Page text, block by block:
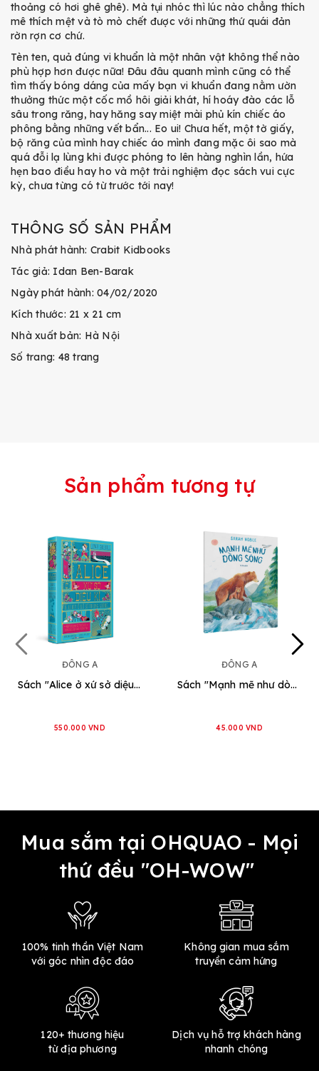
thoảng có hơi ghê ghê). Mà tụi nhóc thì lúc nào chẳng thích
mê thích mệt và tò mò chết được với những thứ quái đản
rờn rợn cơ chứ.
Tèn ten, quả đúng vi khuẩn là một nhân vật không thể nào
phù hợp hơn được nữa! Đâu đâu quanh mình cũng có thể
tìm thấy bóng dáng của mấy bạn vi khuẩn đang nằm ườn
thưởng thức một cốc mồ hôi giải khát, hí hoáy đào các lỗ
sâu trong răng, hay hăng say miệt mài phủ kín chiếc áo
phông bằng những vết bẩn... Eo ui! Chưa hết, một tờ giấy,
bộ răng của mình hay chiếc áo mình đang mặc ôi sao mà
quá đỗi lạ lùng khi được phóng to lên hàng nghìn lần, hứa
hẹn bao điều hay ho và một trải nghiệm đọc sách vui cực
kỳ, chưa từng có từ trước tới nay!
THÔNG SỐ SẢN PHẨM
Nhà phát hành: Crabit Kidbooks
Tác giả: Idan Ben-Barak
Ngày phát hành: 04/02/2020
Kích thước: 21 x 21 cm
Nhà xuất bản: Hà Nội
Số trang: 48 trang
Sản phẩm tương tự
ĐÔNG A
Sách "Alice ở xứ sở diệu kì và alice ở xứ sở trong gương" NXB Đông A
550.000 VND
ĐÔNG A
Sách "Mạnh mẽ như dòng sông"
45.000 VND
Mua sắm tại OHQUAO - Mọi
thứ đều "OH-WOW"
100% tinh thần Việt Nam
với góc nhìn độc đáo
Không gian mua sắm
truyền cảm hứng
120+ thương hiệu
từ địa phương
Dịch vụ hỗ trợ khách hàng
nhanh chóng